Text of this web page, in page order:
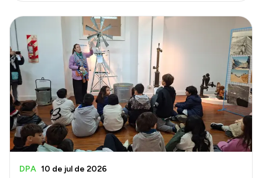
DPA 10 de jul de 2026